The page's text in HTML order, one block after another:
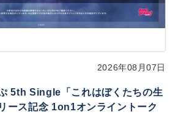
2026年08月07日
5th Single「これはぼくたちの生
ース記念 1on1オンライントーク